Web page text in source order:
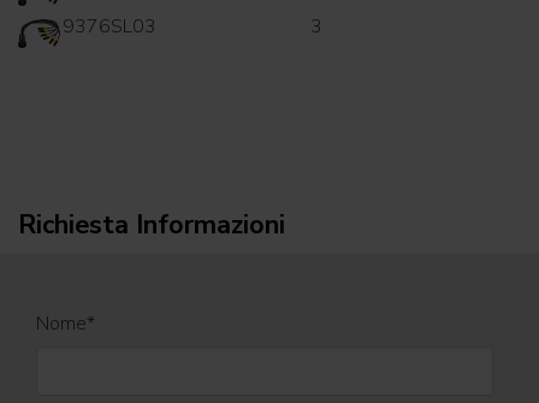
9376SL03
3
Richiesta Informazioni
Nome*